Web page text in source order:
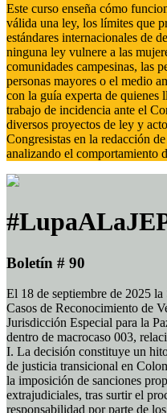
Este curso enseña cómo
válida una ley, los límites que
estándares internacionales de
ninguna ley vulnere a las
comunidades campesinas, las
personas mayores o el medio
con la guía experta de quienes
trabajo de incidencia ante el
diversos proyectos de ley y
Congresistas en la redacción
analizando el comportamiento
Boletín # 90
El 18 de septiembre de 2025
Casos de Reconocimiento de
Jurisdicción Especial para la
dentro de macrocaso 003,
I. La decisión constituye un
de justicia transicional en
la imposición de sanciones
extrajudiciales, tras surtir el
responsabilidad por parte de